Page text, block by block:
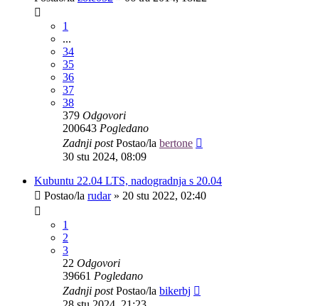
1
...
34
35
36
37
38
379 Odgovori
200643 Pogledano
Zadnji postPostao/la bertone
30 stu 2024, 08:09
Kubuntu 22.04 LTS, nadogradnja s 20.04
Postao/la rudar» 20 stu 2022, 02:40
1
2
3
22 Odgovori
39661 Pogledano
Zadnji postPostao/la bikerbj